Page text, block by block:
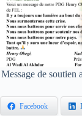
Message de soutien
Facebook